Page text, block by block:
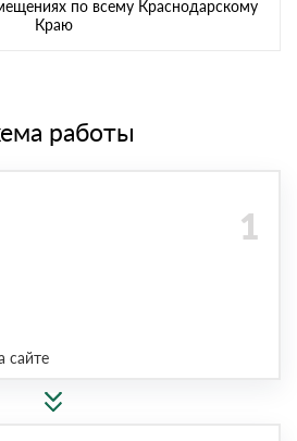
по всему Краснодарскому
Краю
работы
сайте